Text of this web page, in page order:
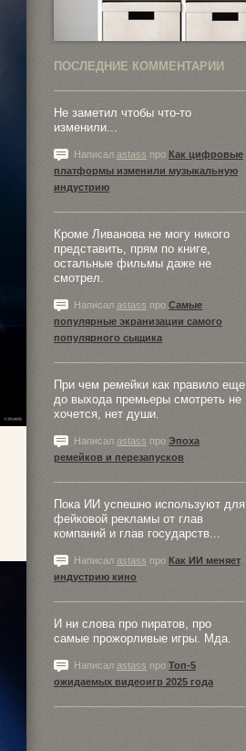
ПОСЛЕДНИЕ КОММЕНТАРИИ
Не заметил чтобы что-то
изменили...
Написал astass про Как цифровые
платформы изменили музыкальную
индустрию
Кроме Ливанова не могу никого
представить, прям по книге,
остальные фильмы даже не
смотрел.
Написал astass про Самые
популярные экранизации самого
популярного сыщика
При чем ремейки как правило еще
до выхода премьеры смотреть не
хочется, нет души.
Написал astass про Эпоха
ремейков и перезапусков
Пока ИИ успешно используют для
фейковой рекламы от глав
компаний и глав государств...
Написал astass про Как ИИ меняет
индустрию кино
И ни слова про пиратов, про
самые прожорливые игры. Мда.
Написал astass про Топ-5
ожидаемых видеоигр 2025 года